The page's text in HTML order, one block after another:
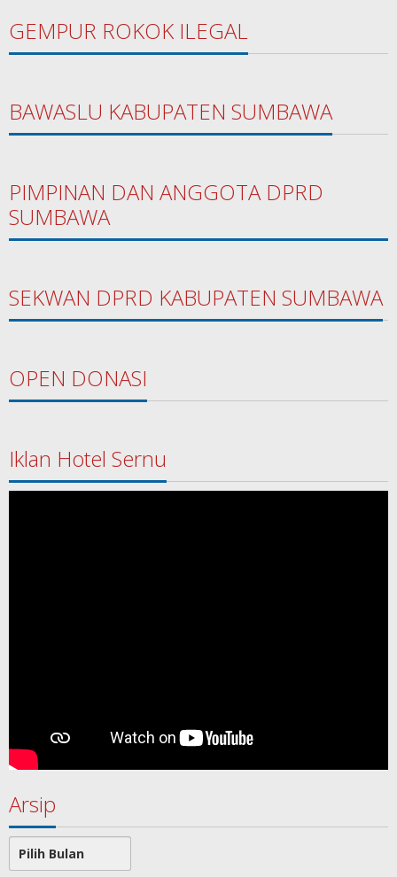
GEMPUR ROKOK ILEGAL
BAWASLU KABUPATEN SUMBAWA
PIMPINAN DAN ANGGOTA DPRD
SUMBAWA
SEKWAN DPRD KABUPATEN SUMBAWA
OPEN DONASI
Iklan Hotel Sernu
Arsip
Arsip